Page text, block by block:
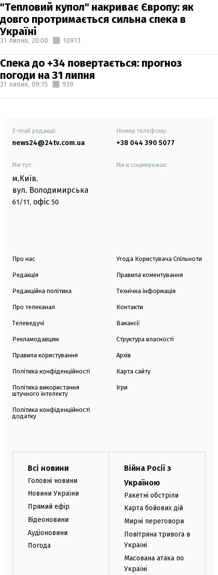
"Тепловий купол" накриває Європу: як
довго протримається сильна спека в
Україні
31 липня, 20:00 10911
Спека до +34 повертається: прогноз
погоди на 31 липня
31 липня, 09:15 939
E-mail редакції
news24@24tv.com.ua
Номер телефону:
+38 044 390 5077
Ми тут:
м.Київ,
вул. Володимирська
61/11, офіс 50
Ми в соцмережах:
Про нас
Редакція
Редакційна політика
Про телеканал
Телеведучі
Рекламодавцям
Правила користування
Політика конфіденційності
Політика використання
штучного інтелекту
Політика конфіденційності
додатку
Угода Користувача Спільноти
Правила коментування
Технічна інформація
Контакти
Вакансії
Структура власності
Архів
Карта сайту
Ігри
Всі новини
Головні новини
Новини України
Прямий ефір
Відеоновини
Аудіоновини
Погода
Війна Росії з
Україною
Ракетні обстріли
Карта бойових дій
Мирні переговори
Повітряна тривога в
Україні
Масована атака по
Україні